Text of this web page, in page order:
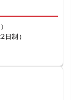
日制）